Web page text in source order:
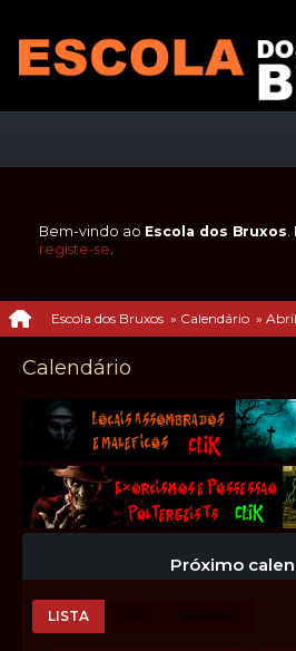
Bem-vindo ao Escola dos Bruxos.
registe-se.
Escola dos Bruxos » Calendário »
Calendário
Próximo
LISTA MÊS SEMANA